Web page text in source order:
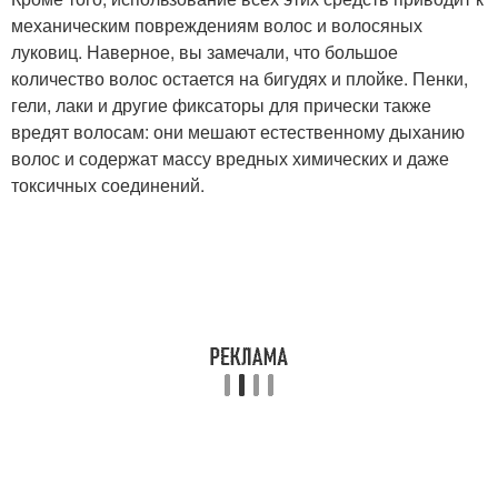
механическим повреждениям волос и волосяных
луковиц. Наверное, вы замечали, что большое
количество волос остается на бигудях и плойке. Пенки,
гели, лаки и другие фиксаторы для прически также
вредят волосам: они мешают естественному дыханию
волос и содержат массу вредных химических и даже
токсичных соединений.